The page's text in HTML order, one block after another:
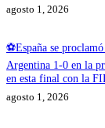
agosto 1, 2026
⚽España se
Argentina 1-0 en la
en esta final con la
agosto 1, 2026